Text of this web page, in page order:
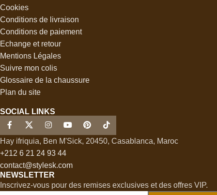
Cookies
Conditions de livraison
Conditions de paiement
Echange et retour
Mentions Légales
Suivre mon colis
Glossaire de la chaussure
Plan du site
SOCIAL LINKS
Hay ifriquia, Ben M'Sick, 20450, Casablanca, Maroc
+212 6 21 24 93 44
contact@stylesk.com
NEWSLETTER
Inscrivez-vous pour des remises exclusives et des offres VIP.